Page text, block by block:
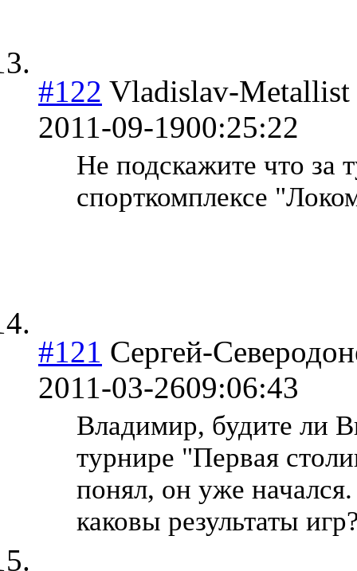
#122 Vladislav-Metallist
2011-09-1900:25:22
Не подскажите что за
спорткомплексе
#121 Сергей-
2011-03-2609:06:43
Владимир, будите ли
турнире "Первая
понял, он уже
каковы результаты